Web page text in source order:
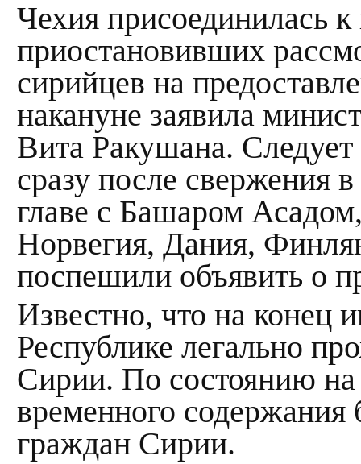
Чехия присоединилась
приостановивших
сирийцев на
накануне заявила
Вита Ракушана. Следует
сразу после свержения
главе с Башаром
Норвегия, Дания,
поспешили объявить о
Известно, что на конец
Республике легально
Сирии. По состоянию на
временного
граждан Сирии.